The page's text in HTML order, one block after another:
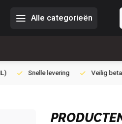
Alle categorieën
Snelle levering Veilig